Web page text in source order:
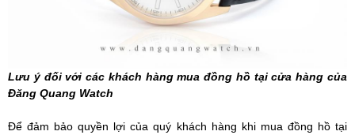
Lưu ý đối với các khách hàng mua đồng hồ tại cửa hàng của
Đăng Quang Watch
Để đảm bảo quyền lợi của quý khách hàng khi mua đồng hồ tại